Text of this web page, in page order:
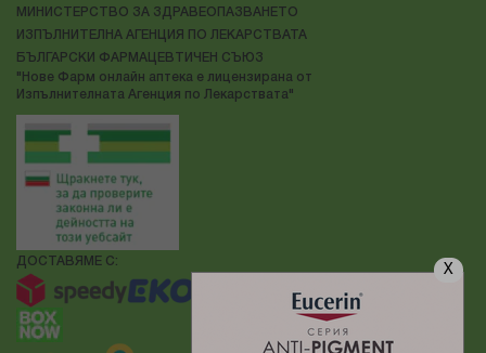
X
МИНИСТЕРСТВО ЗА ЗДРАВЕОПАЗВАНЕТО
ИЗПЪЛНИТЕЛНА АГЕНЦИЯ ПО ЛЕКАРСТВАТА
БЪЛГАРСКИ ФАРМАЦЕВТИЧЕН СЪЮЗ
"Нове Фарм онлайн аптека е лицензирана от
Изпълнителната Агенция по Лекарствата"
ДОСТАВЯМЕ С: